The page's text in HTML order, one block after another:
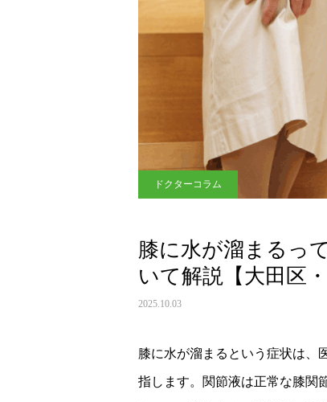
ドクターコラム
膝に水が溜まるっ
いて解説【大田区
2025.10.03
膝に水が溜まるという症状は、
指します。関節液は正常な膝関